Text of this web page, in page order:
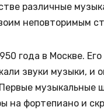
различные
неповторимым
года в Москве.
звуки музыки, и
на фортепиано и